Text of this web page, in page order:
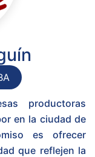
productoras
en la ciudad de
es ofrecer
que reflejen la